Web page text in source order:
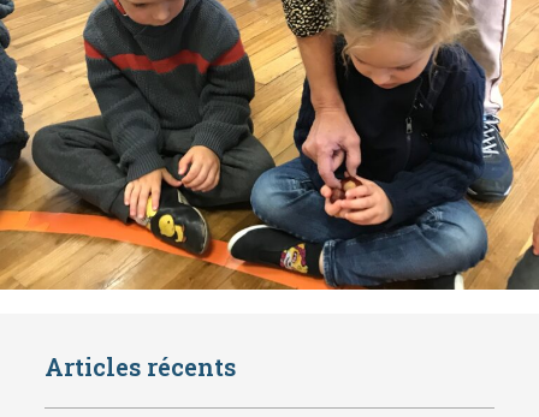
Articles récents